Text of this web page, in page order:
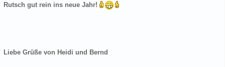
Rutsch gut rein ins neue Jahr!
Liebe Grüße von Heidi und Bernd